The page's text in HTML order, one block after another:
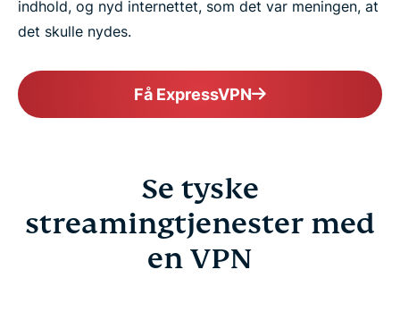
indhold, og nyd internettet, som det var meningen, at
det skulle nydes.
Få ExpressVPN
Se tyske
streamingtjenester med
en VPN